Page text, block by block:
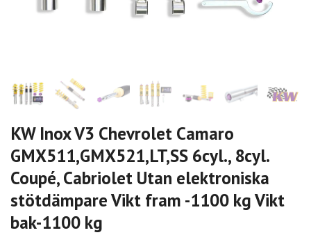
KW Inox V3 Chevrolet Camaro
GMX511,GMX521,LT,SS 6cyl., 8cyl.
Coupé, Cabriolet Utan elektroniska
stötdämpare Vikt fram -1100 kg Vikt
bak-1100 kg